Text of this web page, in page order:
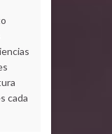
cada